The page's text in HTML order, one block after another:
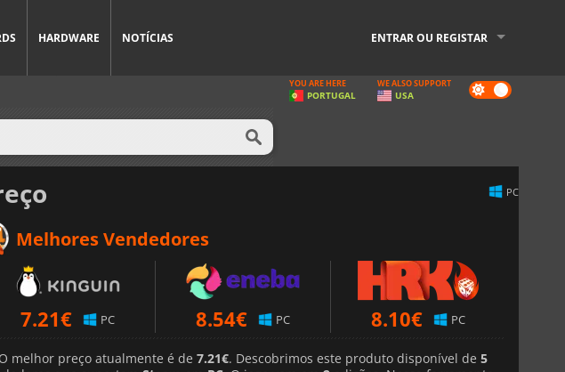
HARDWARE NOTÍCIAS ENTRAR OU REGISTAR
Dark
mode
YOU ARE HERE
PORTUGAL
WE ALSO SUPPORT
USA
PC
Melhores Vendedores
7.21€ PC 8.54€ PC 8.10€ PC
melhor preço atualmente é de 7.21€. Descobrimos este produto disponível de 5